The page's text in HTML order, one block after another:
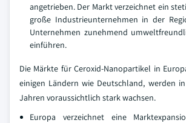
angetrieben. Der Markt verzeichnet ein
große Industrieunternehmen in der
Unternehmen zunehmend
einführen.
Die Märkte für Ceroxid-Nanopartikel in
einigen Ländern wie Deutschland, werden
Jahren voraussichtlich stark wachsen.
Europa verzeichnet eine